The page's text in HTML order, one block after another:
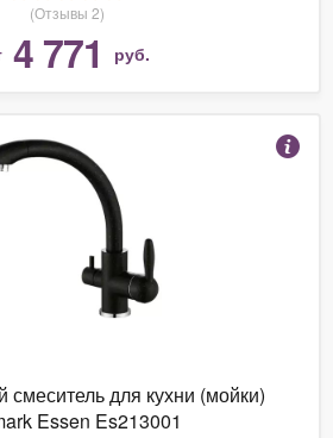
(Отзывы 2)
4 771 руб.
для кухни (мойки)
Essen Es213001